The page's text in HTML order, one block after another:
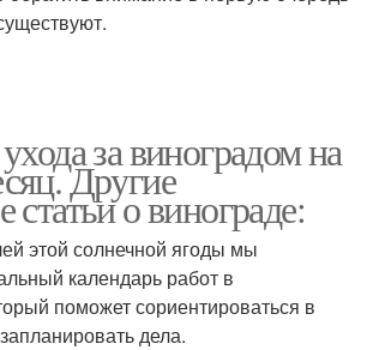
за виноградом на
Другие
статьи о винограде:
этой солнечной ягоды мы
календарь работ в
поможет сориентироваться в
дела.